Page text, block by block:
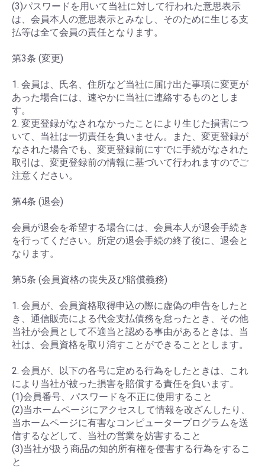
(3)パスワードを用いて当社に対して行われた意思表示
は、会員本人の意思表示とみなし、そのために生じる支
払等は全て会員の責任となります。
第3条 (変更)
1. 会員は、氏名、住所など当社に届け出た事項に変更が
あった場合には、速やかに当社に連絡するものとしま
す。
2. 変更登録がなされなかったことにより生じた損害につ
いて、当社は一切責任を負いません。また、変更登録が
なされた場合でも、変更登録前にすでに手続がなされた
取引は、変更登録前の情報に基づいて行われますのでご
注意ください。
第4条 (退会)
会員が退会を希望する場合には、会員本人が退会手続き
を行ってください。所定の退会手続の終了後に、退会と
なります。
第5条 (会員資格の喪失及び賠償義務)
1. 会員が、会員資格取得申込の際に虚偽の申告をしたと
き、通信販売による代金支払債務を怠ったとき、その他
当社が会員として不適当と認める事由があるときは、当
社は、会員資格を取り消すことができることとします。
2. 会員が、以下の各号に定める行為をしたときは、これ
により当社が被った損害を賠償する責任を負います。
(1)会員番号、パスワードを不正に使用すること
(2)当ホームページにアクセスして情報を改ざんしたり、
当ホームページに有害なコンピュータープログラムを送
信するなどして、当社の営業を妨害すること
(3)当社が扱う商品の知的所有権を侵害する行為をするこ
と